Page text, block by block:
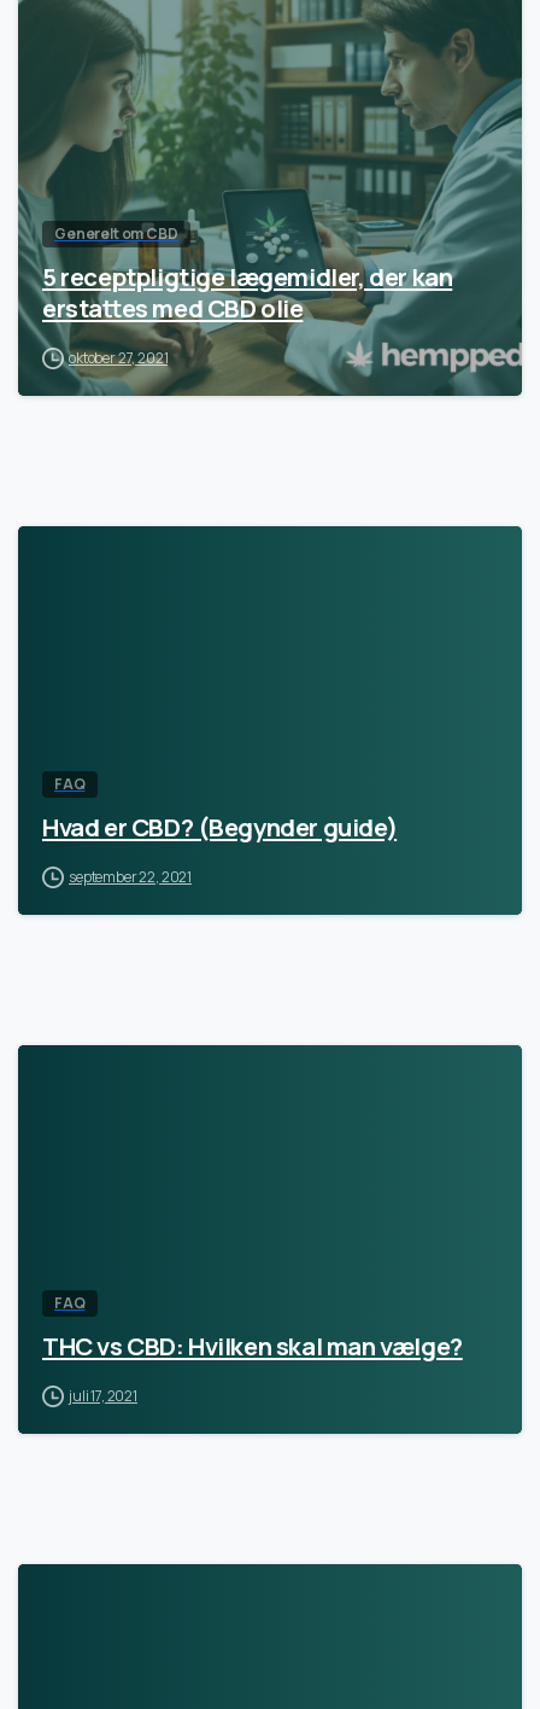
Generelt om CBD
5 receptpligtige lægemidler, der kan
erstattes med CBD olie
oktober 27, 2021
FAQ
Hvad er CBD? (Begynder guide)
september 22, 2021
FAQ
THC vs CBD: Hvilken skal man vælge?
juli 17, 2021